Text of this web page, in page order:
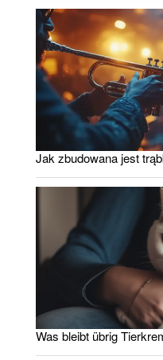
Jak zbudowana jest
Was bleibt übrig